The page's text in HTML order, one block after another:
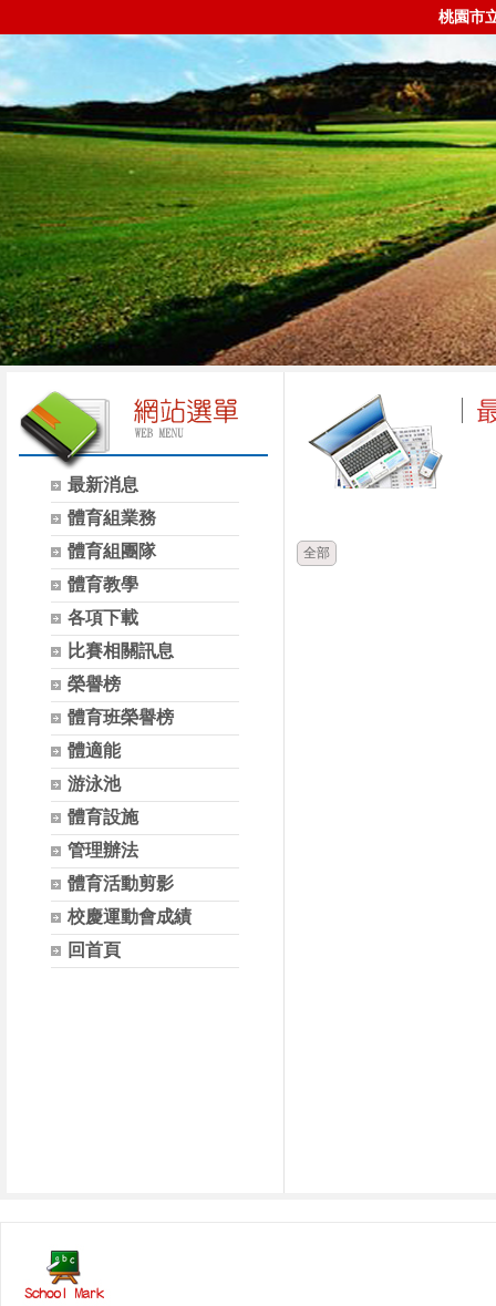
桃園市
最新消息
體育組業務
體育組團隊
體育教學
各項下載
比賽相關訊息
榮譽榜
體育班榮譽榜
體適能
游泳池
體育設施
管理辦法
體育活動剪影
校慶運動會成績
回首頁
全部